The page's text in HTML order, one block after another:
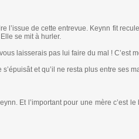
l’issue de cette entrevue. Keynn fit
se mit à hurler.
laisserais pas lui faire du mal ! C’est
et qu’il ne resta plus entre ses
Et l’important pour une mère c’est